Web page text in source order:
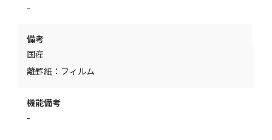
-
備考
国産
離罫紙：フィルム
機能備考
-